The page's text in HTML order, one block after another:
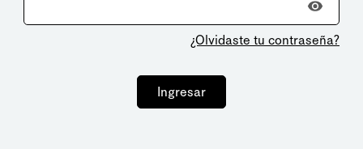
¿Olvidaste tu contraseña?
Ingresar